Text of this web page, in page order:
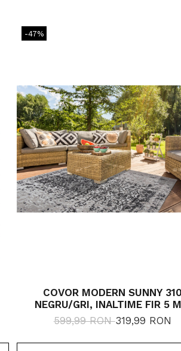
-47%
COVOR MODERN SUNNY 310
NEGRU/GRI, INALTIME FIR 5
599,99 RON319,99 RON